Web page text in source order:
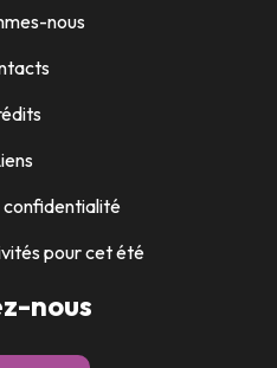
nous
confidentialité
pour cet été
nous